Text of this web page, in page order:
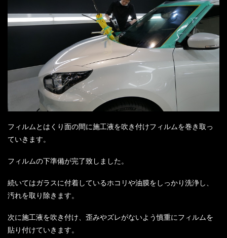
フィルムとはくり面の間に施工液を吹き付けフィルムを巻き取っ
ていきます。
フィルムの下準備が完了致しました。
続いてはガラスに付着しているホコリや油膜をしっかり洗浄し、
汚れを取り除きます。
次に施工液を吹き付け、歪みやズレがないよう慎重にフィルムを
貼り付けていきます。